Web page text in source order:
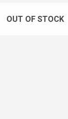
OUT OF STOCK